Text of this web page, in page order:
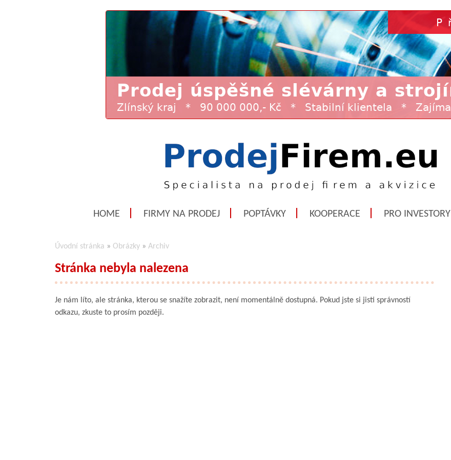
HOME FIRMY NA PRODEJ POPTÁVKY KOOPERACE PRO INVESTORY
Úvodní stránka » Obrázky » Archiv
Stránka nebyla nalezena
Je nám líto, ale stránka, kterou se snažíte zobrazit, není momentálně dostupná. Pokud jste si jisti správností
odkazu, zkuste to prosím později.